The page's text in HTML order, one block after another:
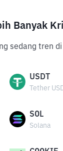
Banyak
sedang tren
USDT
Tether
SOL
Solana